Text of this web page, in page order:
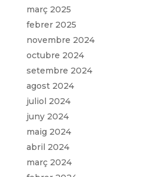
març 2025
febrer 2025
novembre 2024
octubre 2024
setembre 2024
agost 2024
juliol 2024
juny 2024
maig 2024
abril 2024
març 2024